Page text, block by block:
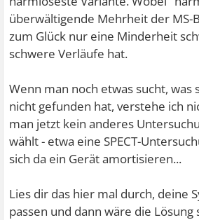
überwältigende Mehrheit der MS-
zum Glück nur eine Minderheit
schwere Verläufe hat.
Wenn man noch etwas sucht, was
nicht gefunden hat, verstehe ich
man jetzt kein anderes
wählt - etwa eine SPECT-
sich da ein Gerät amortisieren...
Lies dir das hier mal durch, deine
passen und dann wäre die Lösung